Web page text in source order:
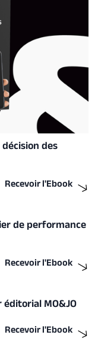
des
Recevoir l'Ebook
de performance
Recevoir l'Ebook
MO&JO
Recevoir l'Ebook